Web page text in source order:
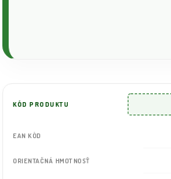
KÓD PRODUKTU
EAN KÓD
ORIENTAČNÁ HMOTNOSŤ